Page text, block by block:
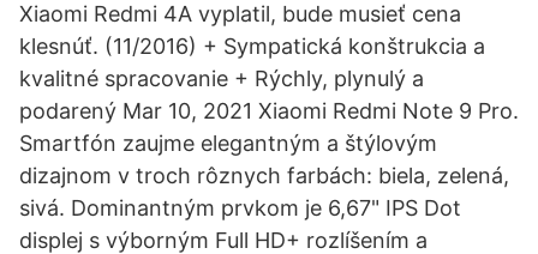
Xiaomi Redmi 4A vyplatil, bude musieť cena
klesnúť. (11/2016) + Sympatická konštrukcia a
kvalitné spracovanie + Rýchly, plynulý a
podarený Mar 10, 2021 Xiaomi Redmi Note 9 Pro.
Smartfón zaujme elegantným a štýlovým
dizajnom v troch rôznych farbách: biela, zelená,
sivá. Dominantným prvkom je 6,67" IPS Dot
displej s výborným Full HD+ rozlíšením a